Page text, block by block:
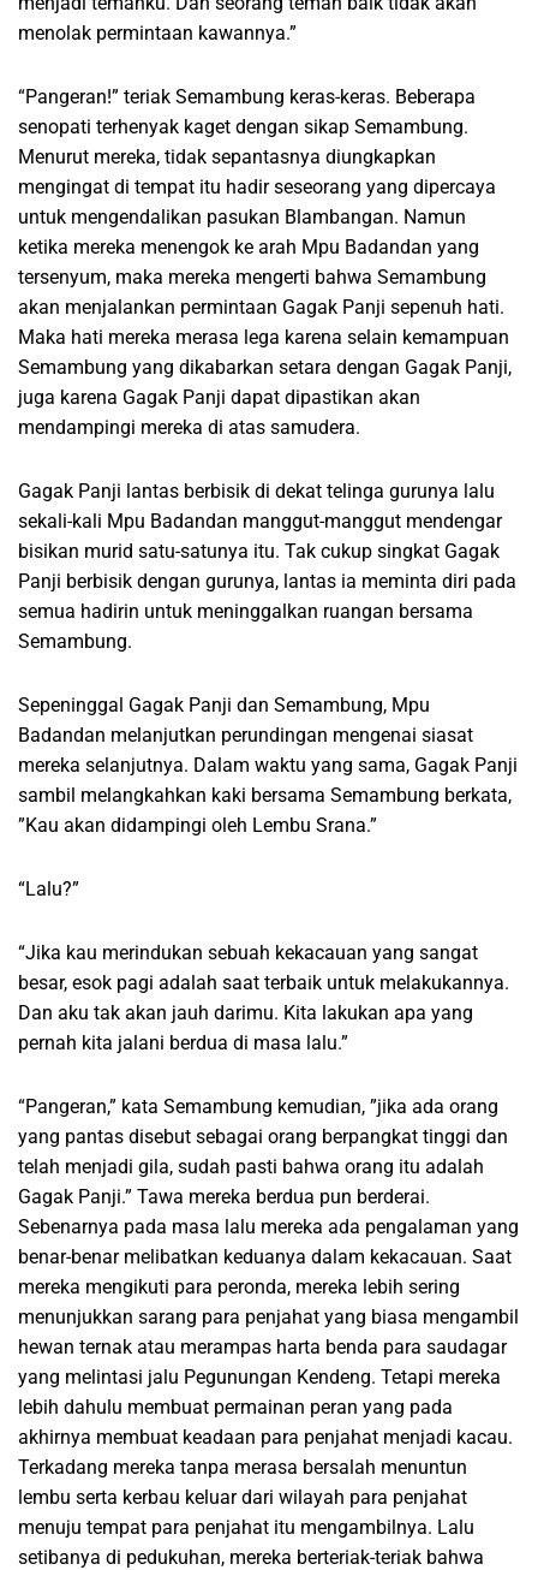
menolak permintaan kawannya.”
“Pangeran!” teriak Semambung keras-keras. Beberapa
senopati terhenyak kaget dengan sikap Semambung.
Menurut mereka, tidak sepantasnya diungkapkan
mengingat di tempat itu hadir seseorang yang dipercaya
untuk mengendalikan pasukan Blambangan. Namun
ketika mereka menengok ke arah Mpu Badandan yang
tersenyum, maka mereka mengerti bahwa Semambung
akan menjalankan permintaan Gagak Panji sepenuh hati.
Maka hati mereka merasa lega karena selain kemampuan
Semambung yang dikabarkan setara dengan Gagak Panji,
juga karena Gagak Panji dapat dipastikan akan
mendampingi mereka di atas samudera.
Gagak Panji lantas berbisik di dekat telinga gurunya lalu
sekali-kali Mpu Badandan manggut-manggut mendengar
bisikan murid satu-satunya itu. Tak cukup singkat Gagak
Panji berbisik dengan gurunya, lantas ia meminta diri pada
semua hadirin untuk meninggalkan ruangan bersama
Semambung.
Sepeninggal Gagak Panji dan Semambung, Mpu
Badandan melanjutkan perundingan mengenai siasat
mereka selanjutnya. Dalam waktu yang sama, Gagak Panji
sambil melangkahkan kaki bersama Semambung berkata,
”Kau akan didampingi oleh Lembu Srana.”
“Lalu?”
“Jika kau merindukan sebuah kekacauan yang sangat
besar, esok pagi adalah saat terbaik untuk melakukannya.
Dan aku tak akan jauh darimu. Kita lakukan apa yang
pernah kita jalani berdua di masa lalu.”
“Pangeran,” kata Semambung kemudian, ”jika ada orang
yang pantas disebut sebagai orang berpangkat tinggi dan
telah menjadi gila, sudah pasti bahwa orang itu adalah
Gagak Panji.” Tawa mereka berdua pun berderai.
Sebenarnya pada masa lalu mereka ada pengalaman yang
benar-benar melibatkan keduanya dalam kekacauan. Saat
mereka mengikuti para peronda, mereka lebih sering
menunjukkan sarang para penjahat yang biasa mengambil
hewan ternak atau merampas harta benda para saudagar
yang melintasi jalu Pegunungan Kendeng. Tetapi mereka
lebih dahulu membuat permainan peran yang pada
akhirnya membuat keadaan para penjahat menjadi kacau.
Terkadang mereka tanpa merasa bersalah menuntun
lembu serta kerbau keluar dari wilayah para penjahat
menuju tempat para penjahat itu mengambilnya. Lalu
setibanya di pedukuhan, mereka berteriak-teriak bahwa